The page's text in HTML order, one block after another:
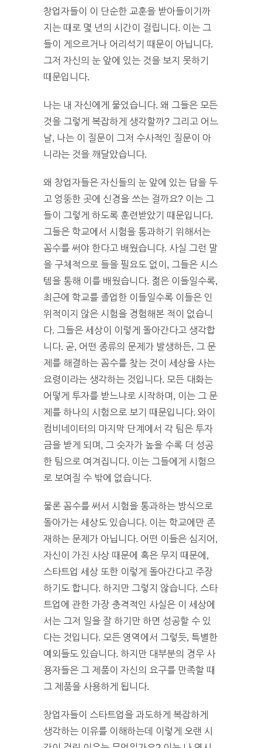
창업자들이 이 단순한 교훈을 받아들이기까
지는 때로 몇 년의 시간이 걸립니다. 이는 그
들이 게으르거나 어리석기 때문이 아닙니다.
그저 자신의 눈 앞에 있는 것을 보지 못하기
때문입니다.
나는 내 자신에게 물었습니다. 왜 그들은 모든
것을 그렇게 복잡하게 생각할까? 그리고 어느
날, 나는 이 질문이 그저 수사적인 질문이 아
니라는 것을 깨달았습니다.
왜 창업자들은 자신들의 눈 앞에 있는 답을 두
고 엉뚱한 곳에 신경을 쓰는 걸까요? 이는 그
들이 그렇게 하도록 훈련받았기 때문입니다.
그들은 학교에서 시험을 통과하기 위해서는
꼼수를 써야 한다고 배웠습니다. 사실 그런 말
을 구체적으로 들을 필요도 없이, 그들은 시스
템을 통해 이를 배웠습니다. 젊은 이들일수록,
최근에 학교를 졸업한 이들일수록 이들은 인
위적이지 않은 시험을 경험해본 적이 없습니
다. 그들은 세상이 이렇게 돌아간다고 생각합
니다. 곧, 어떤 종류의 문제가 발생하든, 그 문
제를 해결하는 꼼수를 찾는 것이 세상을 사는
요령이라는 생각하는 것입니다. 모든 대화는
어떻게 투자를 받느냐로 시작하며, 이는 그 문
제를 하나의 시험으로 보기 때문입니다. 와이
컴비네이터의 마지막 단계에서 각 팀은 투자
금을 받게 되며, 그 숫자가 높을 수록 더 성공
한 팀으로 여겨집니다. 이는 그들에게 시험으
로 보여질 수 밖에 없습니다.
물론 꼼수를 써서 시험을 통과하는 방식으로
돌아가는 세상도 있습니다. 이는 학교에만 존
재하는 문제가 아닙니다. 어떤 이들은 심지어,
자신이 가진 사상 때문에 혹은 무지 때문에,
스타트업 세상 또한 이렇게 돌아간다고 주장
하기도 합니다. 하지만 그렇지 않습니다. 스타
트업에 관한 가장 충격적인 사실은 이 세상에
서는 그저 일을 잘 하기만 하면 성공할 수 있
다는 것입니다. 모든 영역에서 그렇듯, 특별한
예외들도 있습니다. 하지만 대부분의 경우 사
용자들은 그 제품이 자신의 요구를 만족할 때
그 제품을 사용하게 됩니다.
창업자들이 스타트업을 과도하게 복잡하게
생각하는 이유를 이해하는데 이렇게 오랜 시